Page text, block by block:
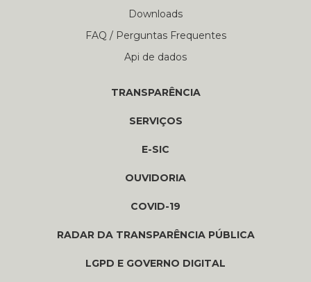
Downloads
FAQ / Perguntas Frequentes
Api de dados
TRANSPARÊNCIA
SERVIÇOS
E-SIC
OUVIDORIA
COVID-19
RADAR DA TRANSPARÊNCIA PÚBLICA
LGPD E GOVERNO DIGITAL